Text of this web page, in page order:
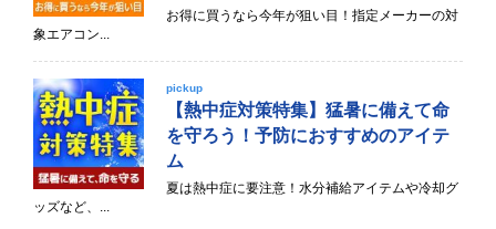
お得に買うなら今年が狙い目！指定メーカーの対
象エアコン...
pickup
【熱中症対策特集】猛暑に備えて命
を守ろう！予防におすすめのアイテ
ム
夏は熱中症に要注意！水分補給アイテムや冷却グ
ッズなど、...